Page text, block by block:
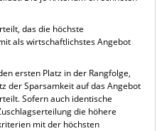
das die höchste
als wirtschaftlichstes Angebot
ersten Platz in der Rangfolge,
der Sparsamkeit auf das Angebot
Sofern auch identische
die höhere
mit der höchsten